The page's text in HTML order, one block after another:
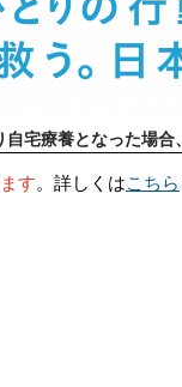
宅療養となった場合
す。詳しくはこちら